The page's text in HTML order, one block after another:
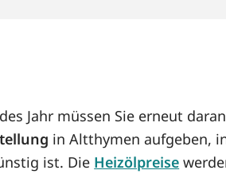
Jahr müssen Sie erneut
in Altthymen aufgeben,
ist. Die Heizölpreise